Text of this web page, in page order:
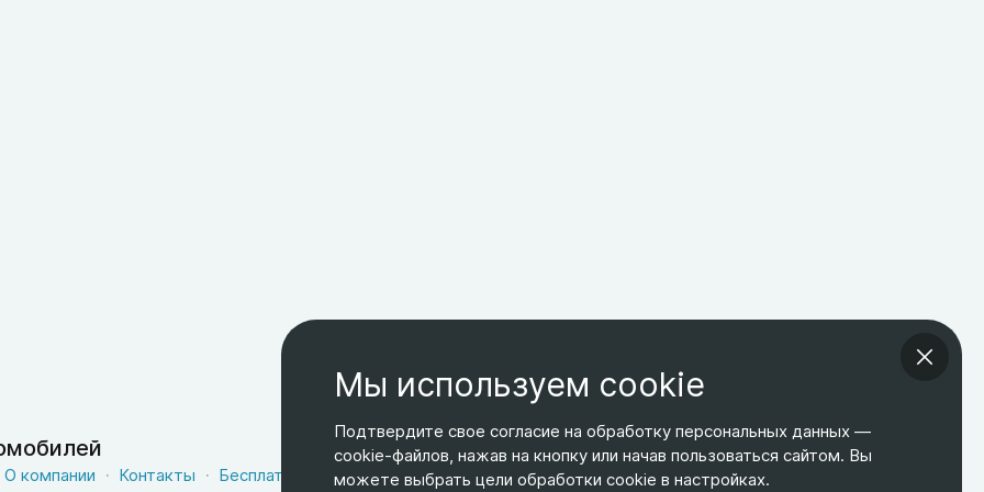
О компании Контакты Бесплатная доставка Оферта
ТЕЛЕФОН
+7 495 266-65-67
ЭЛ. ПОЧТА
shop@relines.ru
АДРЕС
Москва, Гаражная 8
Мы используем cookie
Подтвердите свое согласие на обработку персональных данных —
cookie-файлов, нажав на кнопку или начав пользоваться сайтом. Вы
можете выбрать цели обработки cookie в настройках.